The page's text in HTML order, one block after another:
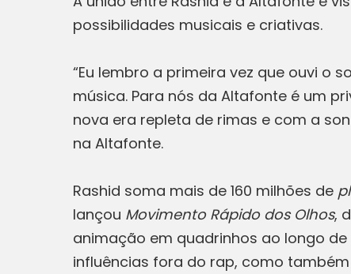
possibilidades musicais e criativas.
“Eu lembro a primeira vez que ouvi o
música. Para nós da Altafonte é um
nova era repleta de rimas e com a
na Altafonte.
Rashid soma mais de 160 milhões de
lançou Movimento Rápido dos Olhos,
animação em quadrinhos ao longo
influências fora do rap, como